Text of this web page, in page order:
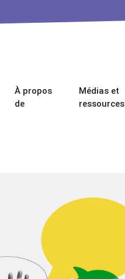
À propos
de
Médias et
ressources